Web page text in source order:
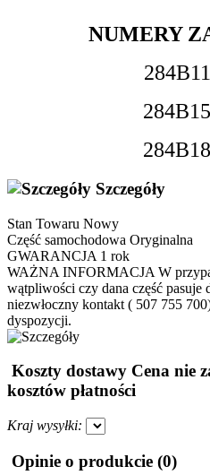
NUMERY
Szczegóły
Stan Towaru Nowy
Część samochodowa Oryginalna
GWARANCJA 1 rok
WAŻNA INFORMACJA W
wątpliwości czy dana część pasuje
niezwłoczny kontakt ( 507 755
dyspozycji.
Koszty dostawy Cena nie
kosztów płatności
Kraj wysyłki:
Opinie o produkcie (0)